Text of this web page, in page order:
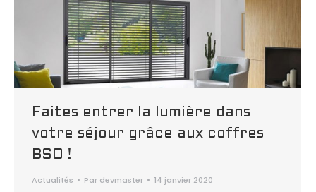
Faites entrer la lumière dans
votre séjour grâce aux coffres
BSO !
Actualités Par devmaster 14 janvier 2020